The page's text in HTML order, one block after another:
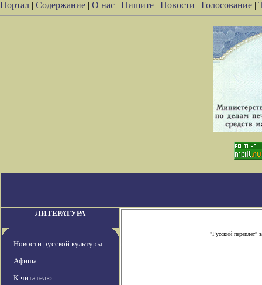
Портал | Содержание | О нас | Пишите | Новости | Голосование |
ЛИТЕРАТУРА
Новости русской культуры
Афиша
К читателю
"Русский переплет"